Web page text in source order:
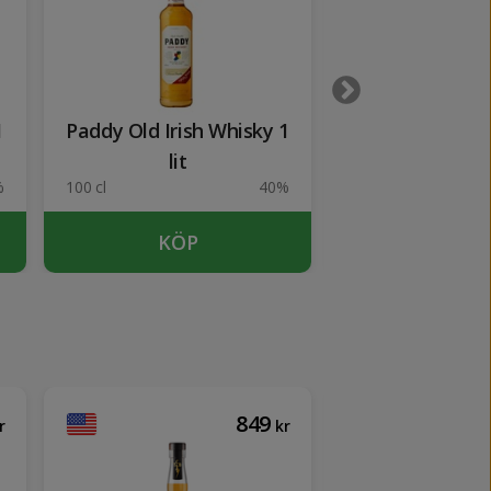
Paddy Old Irish Whisky 1
lit
100 cl 40%
KÖP
849 kr